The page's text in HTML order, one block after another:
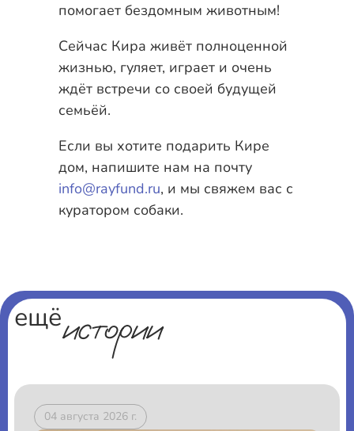
помогает бездомным животным!
Сейчас Кира живёт полноценной
жизнью, гуляет, играет и очень
ждёт встречи со своей будущей
семьёй.
Если вы хотите подарить Кире
дом, напишите нам на почту
info@rayfund.ru, и мы свяжем вас с
куратором собаки.
ещёистории
04 августа 2026 г.